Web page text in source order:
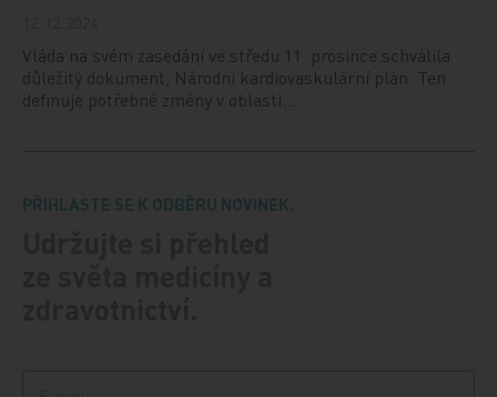
Vláda na svém zasedání ve středu 11. prosince schválila
důležitý dokument, Národní kardiovaskulární plán. Ten
definuje potřebné změny v oblasti…
PŘIHLASTE SE K ODBĚRU NOVINEK.